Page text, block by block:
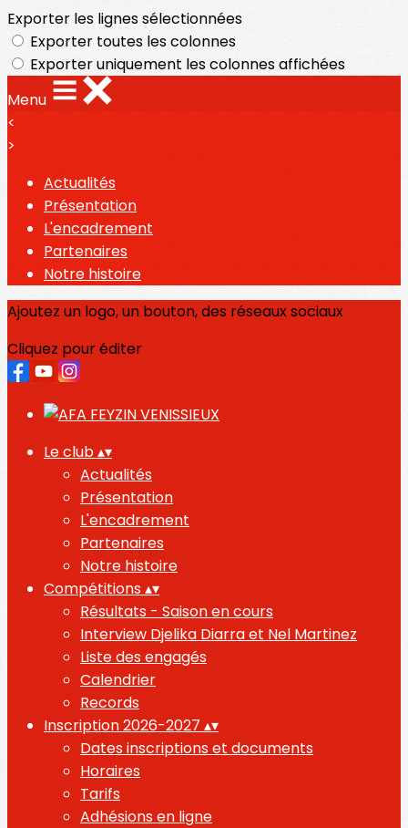
Exporter les lignes sélectionnées
Exporter toutes les colonnes
Exporter uniquement les colonnes affichées
Menu
<
>
Actualités
Présentation
L'encadrement
Partenaires
Notre histoire
Ajoutez un logo, un bouton, des réseaux sociaux
Cliquez pour éditer
Le club▴▾
Actualités
Présentation
L'encadrement
Partenaires
Notre histoire
Compétitions▴▾
Résultats - Saison en cours
Interview Djelika Diarra et Nel Martinez
Liste des engagés
Calendrier
Records
Inscription 2026-2027 ▴▾
Dates inscriptions et documents
Horaires
Tarifs
Adhésions en ligne